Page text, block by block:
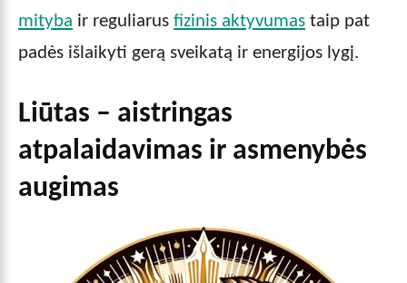
mityba ir reguliarus fizinis aktyvumas taip pat
padės išlaikyti gerą sveikatą ir energijos lygį.
Liūtas – aistringas
atpalaidavimas ir asmenybės
augimas